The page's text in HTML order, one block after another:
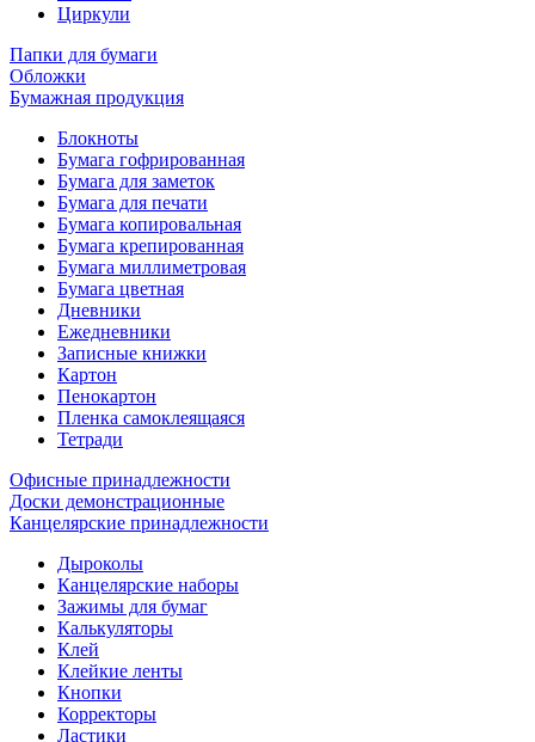
Циркули
Папки для бумаги
Обложки
Бумажная продукция
Блокноты
Бумага гофрированная
Бумага для заметок
Бумага для печати
Бумага копировальная
Бумага крепированная
Бумага миллиметровая
Бумага цветная
Дневники
Ежедневники
Записные книжки
Картон
Пенокартон
Пленка самоклеящаяся
Тетради
Офисные принадлежности
Доски демонстрационные
Канцелярские принадлежности
Дыроколы
Канцелярские наборы
Зажимы для бумаг
Калькуляторы
Клей
Клейкие ленты
Кнопки
Корректоры
Ластики